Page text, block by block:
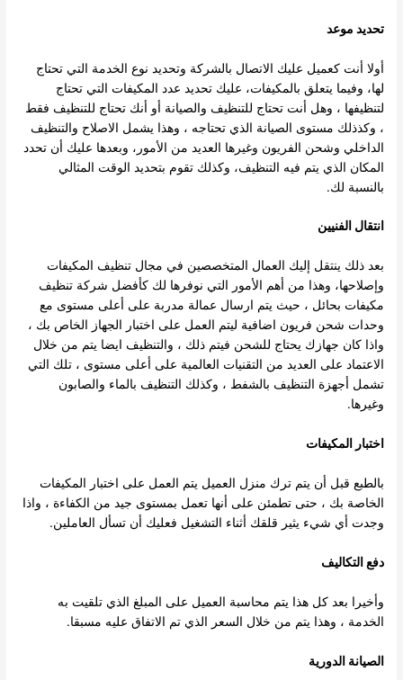
تحديد موعد
أولا أنت كعميل عليك الاتصال بالشركة وتحديد نوع الخدمة التي تحتاج
لها، وفيما يتعلق بالمكيفات، عليك تحديد عدد المكيفات التي تحتاج
لتنظيفها ، وهل أنت تحتاج للتنظيف والصيانة أو أنك تحتاج للتنظيف فقط
، وكذذلك مستوى الصيانة الذي تحتاجه ، وهذا يشمل الاصلاح والتنظيف
الداخلي وشحن الفريون وغيرها العديد من الأمور، وبعدها عليك أن تحدد
المكان الذي يتم فيه التنظيف، وكذلك تقوم بتحديد الوقت المثالي
بالنسبة لك.
انتقال الفنيين
بعد ذلك ينتقل إليك العمال المتخصصين في مجال تنظيف المكيفات
وإصلاحها، وهذا من أهم الأمور التي نوفرها لك كأفضل شركة تنظيف
مكيفات بحائل ، حيث يتم ارسال عمالة مدربة على أعلى مستوى مع
وحدات شحن فريون اضافية ليتم العمل على اختبار الجهاز الخاص بك ،
واذا كان جهازك يحتاج للشحن فيتم ذلك ، والتنظيف ايضا يتم من خلال
الاعتماد على العديد من التقنيات العالمية على أعلى مستوى ، تلك التي
تشمل أجهزة التنظيف بالشفط ، وكذلك التنظيف بالماء والصابون
وغيرها.
اختبار المكيفات
بالطبع قبل أن يتم ترك منزل العميل يتم العمل على اختبار المكيفات
الخاصة بك ، حتى تطمئن على أنها تعمل بمستوى جيد من الكفاءة ، واذا
وجدت أي شيء يثير قلقك أثناء التشغيل فعليك أن تسأل العاملين.
دفع التكاليف
وأخيرا بعد كل هذا يتم محاسبة العميل على المبلغ الذي تلقيت به
الخدمة ، وهذا يتم من خلال السعر الذي تم الاتفاق عليه مسبقا.
الصيانة الدورية